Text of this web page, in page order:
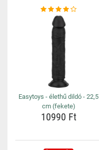
Easytoys - élethű dildó - 22,5
cm (fekete)
10990 Ft